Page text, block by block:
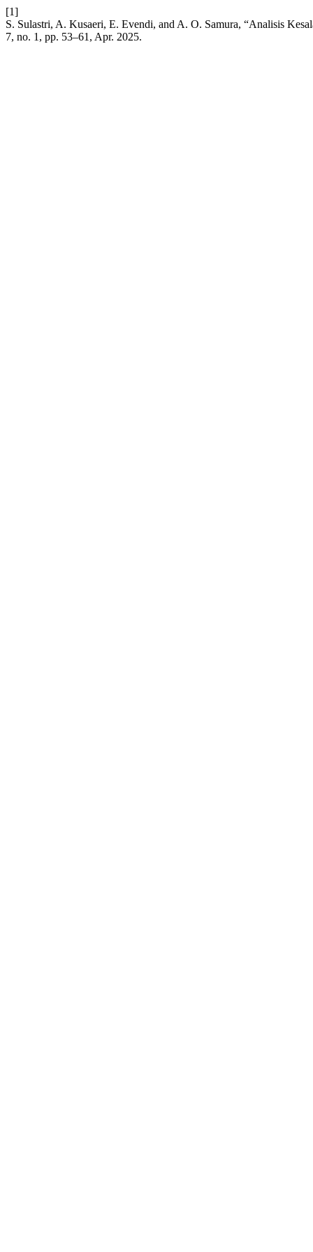
[1]
S. Sulastri, A. Kusaeri, E. Evendi, and A. O. Samura, “Analisis
7, no. 1, pp. 53–61, Apr. 2025.